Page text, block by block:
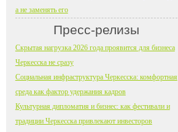
а не заменять его
Пресс-релизы
Скрытая нагрузка 2026 года проявится для бизнеса
Черкесска не сразу
Социальная инфраструктура Черкесска: комфортная
среда как фактор удержания кадров
Культурная дипломатия и бизнес: как фестивали и
традиции Черкесска привлекают инвесторов